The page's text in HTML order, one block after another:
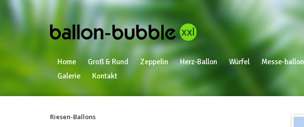
Home Groß & Rund Zeppelin Herz-Ballon Würfel Messe-ballon
Galerie
Kontakt
Riesen-Ballons